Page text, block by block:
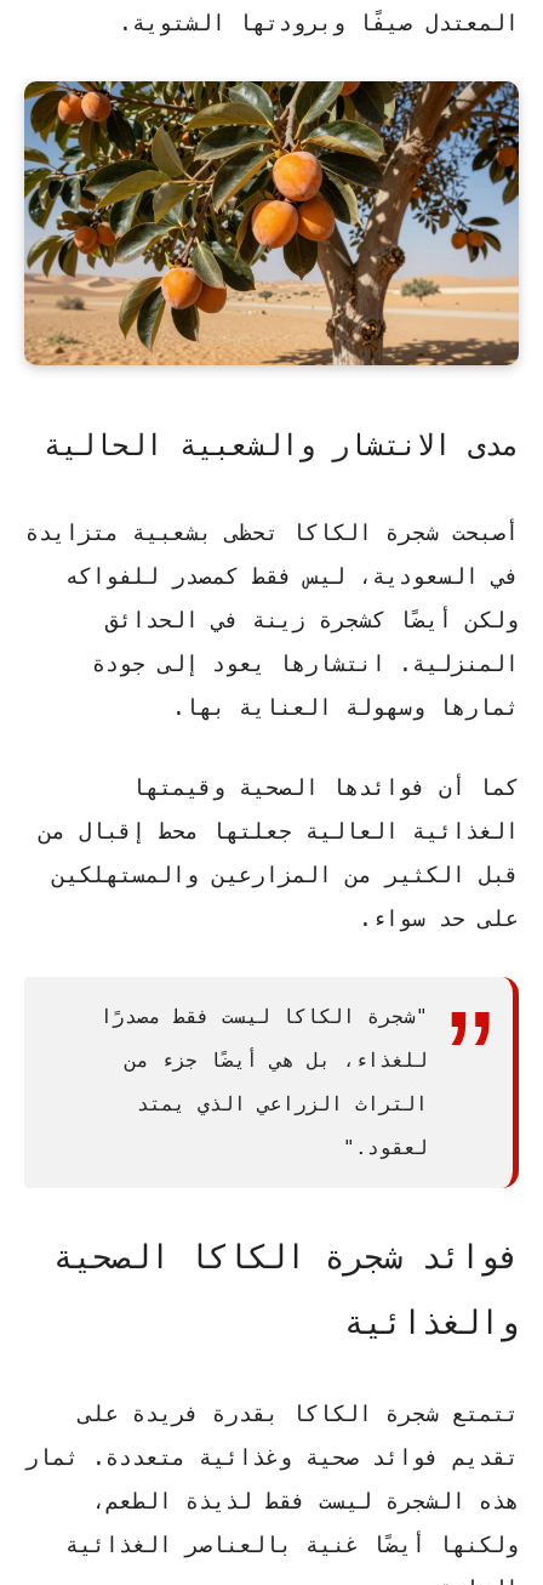
المعتدل صيفًا وبرودتها الشتوية.
مدى الانتشار والشعبية الحالية
أصبحت شجرة الكاكا تحظى بشعبية متزايدة
في السعودية، ليس فقط كمصدر للفواكه
ولكن أيضًا كشجرة زينة في الحدائق
المنزلية. انتشارها يعود إلى جودة
ثمارها وسهولة العناية بها.
كما أن فوائدها الصحية و قيمتها
الغذائية العالية جعلتها محط إقبال من
قبل الكثير من المزارعين والمستهلكين
على حد سواء.
"شجرة الكاكا ليست فقط مصدرًا
للغذاء، بل هي أيضًا جزء من
التراث الزراعي الذي يمتد
لعقود."
فوائد شجرة الكاكا الصحية
والغذائية
تتمتع شجرة الكاكا بقدرة فريدة على
تقديم فوائد صحية وغذائية متعددة. ثمار
هذه الشجرة ليست فقط لذيذة الطعم،
ولكنها أيضًا غنية بالعناصر الغذائية